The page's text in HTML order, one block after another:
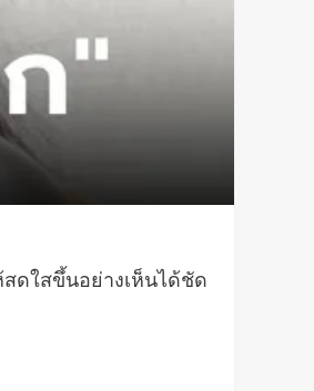
ดใสขึ้นอย่างเห็นได้ชัด